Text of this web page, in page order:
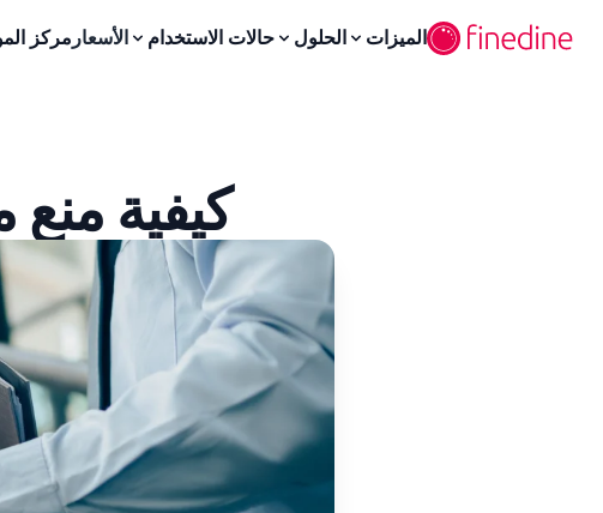
الميزات
الحلول حالات الاستخدام الأسعار مركز
كيفية